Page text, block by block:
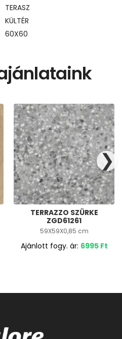
TERASZ
KÜLTÉR
60X60
TERRAZZO SZÜRKE
ZGD61261
59X59X0,85 cm
Ajánlott fogy. ár: 6995 Ft
❯